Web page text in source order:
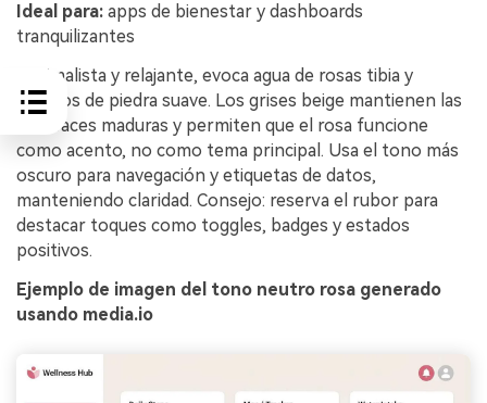
Ideal para: apps de bienestar y dashboards
tranquilizantes
Minimalista y relajante, evoca agua de rosas tibia y
neutros de piedra suave. Los grises beige mantienen las
interfaces maduras y permiten que el rosa funcione
como acento, no como tema principal. Usa el tono más
oscuro para navegación y etiquetas de datos,
manteniendo claridad. Consejo: reserva el rubor para
destacar toques como toggles, badges y estados
positivos.
Ejemplo de imagen del tono neutro rosa generado
usando media.io